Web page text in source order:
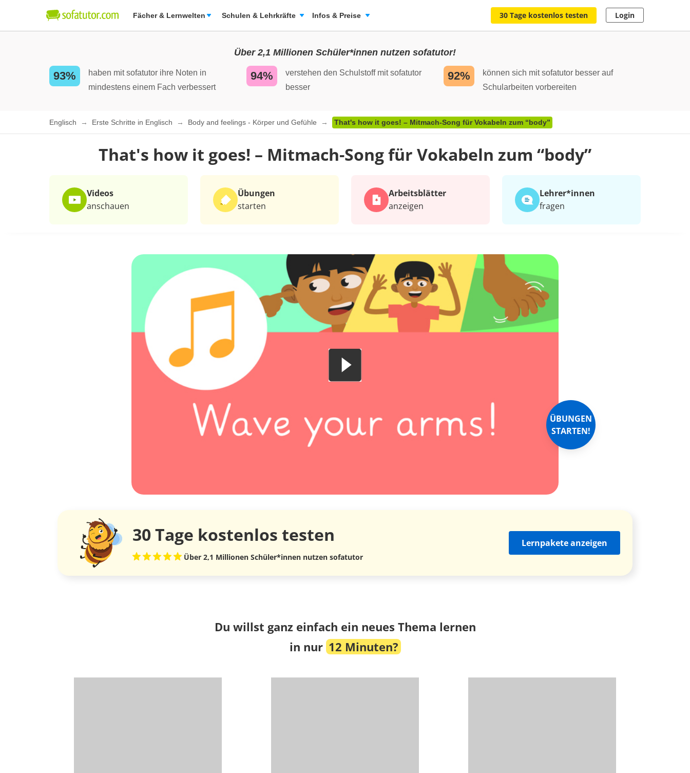
Fächer & Lernwelten Schulen & Lehrkräfte Infos & Preise 30 Tage kostenlos testen Login
Über 2,1 Millionen Schüler*innen nutzen sofatutor!
93%
haben mit sofatutor ihre Noten in
mindestens einem Fach verbessert
94%
verstehen den Schulstoff mit sofatutor
besser
92%
können sich mit sofatutor besser auf
Schularbeiten vorbereiten
Englisch Erste Schritte in Englisch Body and feelings - Körper und Gefühle That's how it goes! – Mitmach-Song für Vokabeln zum “body”
That's how it goes! – Mitmach-Song für Vokabeln zum “body”
Videos
anschauen
Übungen
starten
Arbeits­blätter
anzeigen
Lehrer*​innen
fragen
ÜBUNGEN
STARTEN!
30 Tage kostenlos testen
Über 2,1 Millionen Schüler*innen nutzen sofatutor
Lernpakete anzeigen
Du willst ganz einfach ein neues Thema lernen
in nur 12 Minuten?